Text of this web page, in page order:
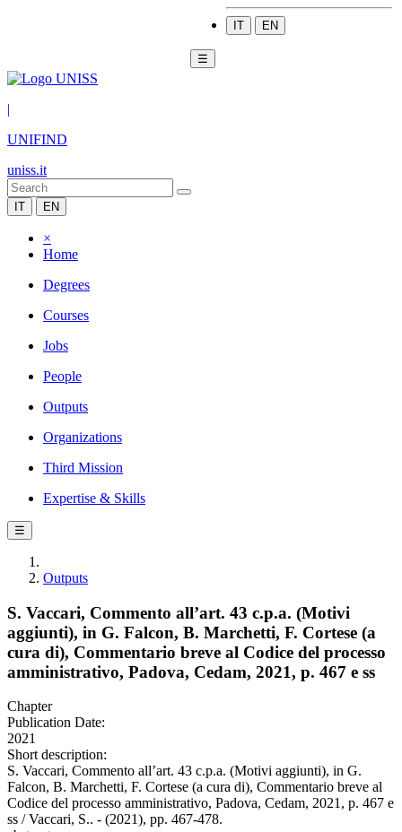
IT EN
☰
|
UNIFIND
uniss.it
IT EN
×
Home
Degrees
Courses
Jobs
People
Outputs
Organizations
Third Mission
Expertise & Skills
☰
Outputs
S. Vaccari, Commento all’art. 43 c.p.a. (Motivi
aggiunti), in G. Falcon, B. Marchetti, F. Cortese (a
cura di), Commentario breve al Codice del processo
amministrativo, Padova, Cedam, 2021, p. 467 e ss
Chapter
Publication Date:
2021
Short description:
S. Vaccari, Commento all’art. 43 c.p.a. (Motivi aggiunti), in G.
Falcon, B. Marchetti, F. Cortese (a cura di), Commentario breve al
Codice del processo amministrativo, Padova, Cedam, 2021, p. 467 e
ss / Vaccari, S.. - (2021), pp. 467-478.